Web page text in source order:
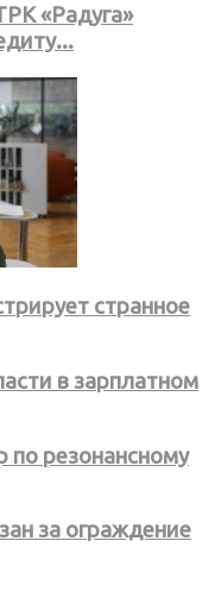
«Радуга»
странное
в зарплатном
по резонансному
за ограждение